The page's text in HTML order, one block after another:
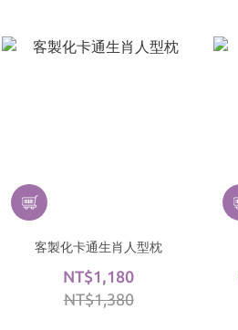
客製化卡通生肖人型枕
NT$1,180
NT$1,380